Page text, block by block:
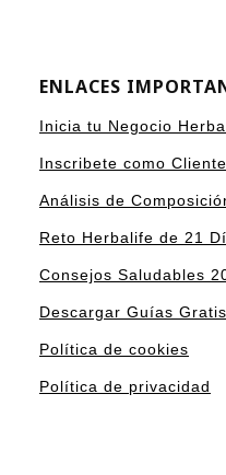
ENLACES
Inicia tu Negocio
Inscribete como
Análisis de
Reto Herbalife de 21
Consejos Saludables
Descargar Guías Gratis
Política de cookies
Política de privacidad